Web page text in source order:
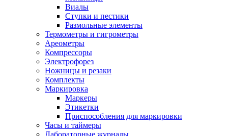
Виалы
Ступки и пестики
Размольные элементы
Термометры и гигрометры
Ареометры
Компрессоры
Электрофорез
Ножницы и резаки
Комплекты
Маркировка
Маркеры
Этикетки
Приспособления для маркировки
Часы и таймеры
Лабораторные журналы